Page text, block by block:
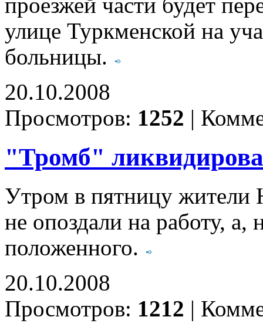
проезжей части будет
улице Туркменской на
больницы.
20.10.2008
Просмотров: 1252 |
"Тромб"
Утром в пятницу жители
не опоздали на работу, а,
положенного.
20.10.2008
Просмотров: 1212 |